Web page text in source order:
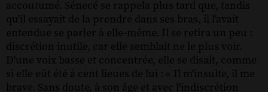
accoutumé. Sénecé se rappela plus tard que, tandis
qu'il essayait de la prendre dans ses bras, il l'avait
entendue se parler à elle-même. Il se retira un peu :
discrétion inutile, car elle semblait ne le plus voir.
D'une voix basse et concentrée, elle se disait, comme
si elle eût été à cent lieues de lui : « Il m'insulte, il me
brave. Sans doute, à son âge et avec l'indiscrétion